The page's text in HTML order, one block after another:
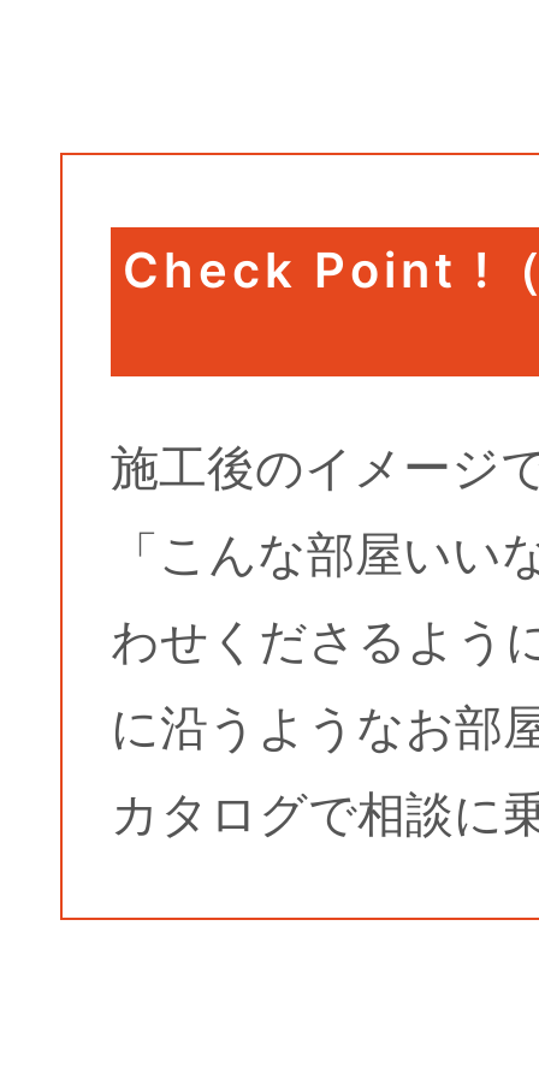
Check Point !（
施工後のイメージ
「こんな部屋い
わせくださるよう
に沿うようなお部
カタログで相談に